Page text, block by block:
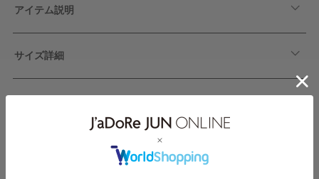
アイテム説明
サイズ詳細